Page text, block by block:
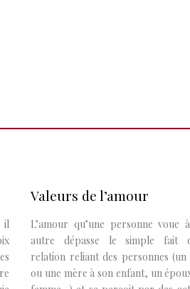
il
Valeurs de l’amour
L’amour qu’une personne voue
autre dépasse le simple fait
relation reliant des personnes (un
ou une mère à son enfant, un